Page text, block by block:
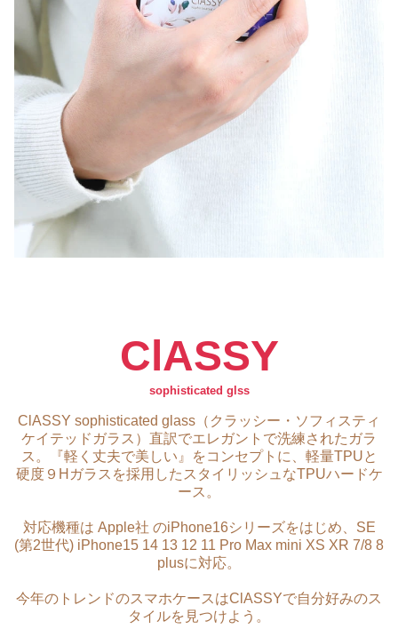
ClASSY
sophisticated glss
ClASSY sophisticated glass（クラッシー・ソフィスティ
ケイテッドガラス）直訳でエレガントで洗練されたガラ
ス。『軽く丈夫で美しい』をコンセプトに、軽量TPUと
硬度９Hガラスを採用したスタイリッシュなTPUハードケ
ース。
対応機種は Apple社 のiPhone16シリーズをはじめ、SE
(第2世代) iPhone15 14 13 12 11 Pro Max mini XS XR 7/8 8
plusに対応。
今年のトレンドのスマホケースはClASSYで自分好みのス
タイルを見つけよう。